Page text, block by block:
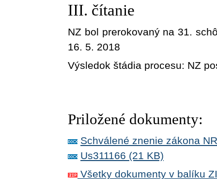
III. čítanie
NZ bol prerokovaný na 31.
16. 5. 2018
Výsledok štádia procesu: NZ
Priložené dokumenty:
Schválené znenie zákona
Us311166 (21 KB)
Všetky dokumenty v balíku